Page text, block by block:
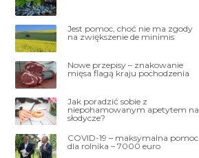
Jest pomoc, choć nie ma zgody
na zwiększenie de minimis
Nowe przepisy – znakowanie
mięsa flagą kraju pochodzenia
Jak poradzić sobie z
niepohamowanym apetytem na
słodycze?
COVID-19 – maksymalna pomoc
dla rolnika – 7000 euro